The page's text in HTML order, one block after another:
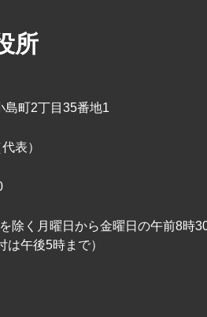
所
島町2丁目35番地1
表）
除く月曜日から金曜日の午前8時
午後5時まで）